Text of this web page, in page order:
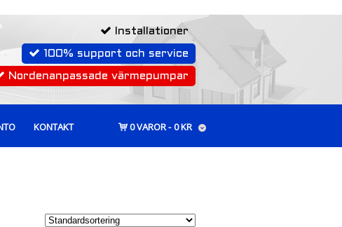
Installationer
100% support och service
Nordenanpassade värmepumpar
KONTAKT 0 VAROR 0 KR